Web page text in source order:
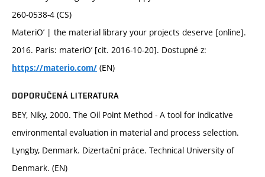
260-0538-4 (CS)
MateriO’ | the material library your projects deserve [online].
2016. Paris: materiO’ [cit. 2016-10-20]. Dostupné z:
https://materio.com/ (EN)
DOPORUČENÁ LITERATURA
BEY, Niky, 2000. The Oil Point Method - A tool for indicative
environmental evaluation in material and process selection.
Lyngby, Denmark. Dizertační práce. Technical University of
Denmark. (EN)